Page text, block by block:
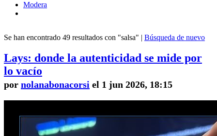
Modera
Se han encontrado 49 resultados con "salsa" | Búsqueda de nuevo
Lays: donde la autenticidad se mide por
lo vacío
por nolanabonacorsi el 1 jun 2026, 18:15